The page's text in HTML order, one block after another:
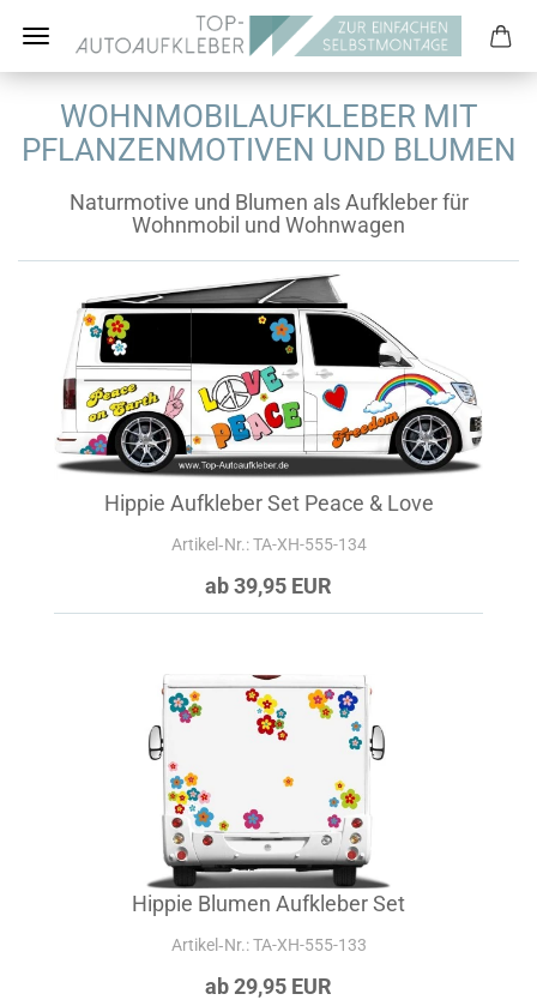
WOHNMOBILAUFKLEBER MIT
PFLANZENMOTIVEN UND BLUMEN
Naturmotive und Blumen als Aufkleber für
Wohnmobil und Wohnwagen
Hippie Aufkleber Set Peace & Love
Artikel‑Nr.: TA-XH-555-134
ab 39,95 EUR
Hippie Blumen Aufkleber Set
Artikel‑Nr.: TA-XH-555-133
ab 29,95 EUR